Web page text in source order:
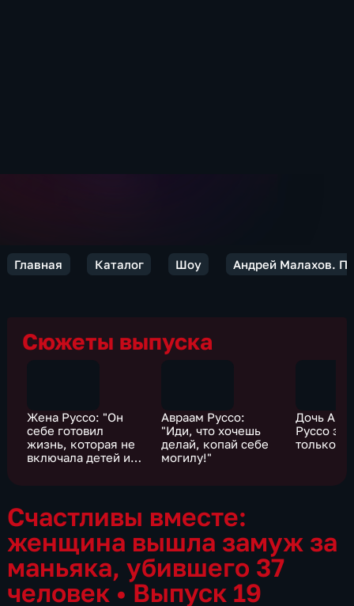
Главная Каталог Шоу Андрей Малахов.
Сюжеты выпуска
Жена Руссо: "Он
себе готовил
жизнь, которая не
включала детей и
Авраам Руссо:
"Иди, что хочешь
делай, копай себе
могилу!"
Дочь
Руссо
только
Счастливы вместе:
женщина вышла замуж за
маньяка, убившего 37
человек •Выпуск 19